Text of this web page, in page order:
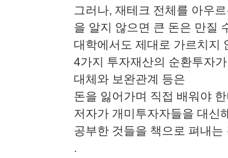
그러나, 재테크 전체를 아우
을 알지 않으면 큰 돈은 만질
대학에서도 제대로 가르치지
4가지 투자재산의 순환투자
대체와 보완관계 등은
돈을 잃어가며 직접 배워야
저자가 개미투자자들을 대신
공부한 것들을 책으로 펴내는
.